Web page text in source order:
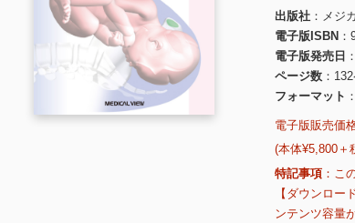
出版社
メジ
電子版ISBN
電子版発売日
ページ数
フォーマット
電子版販売価
(本体¥5,800＋
特記事項
こ
【ダウンロー
ンテンツ容量